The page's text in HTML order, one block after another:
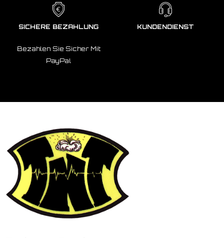
SICHERE BEZAHLUNG
Bezahlen Sie Sicher Mit
PayPal
KUNDENDIENST